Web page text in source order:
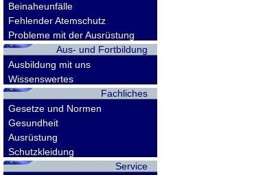
Beinaheunfälle
Fehlender Atemschutz
Probleme mit der Ausrüstung
Aus- und Fortbildung
Ausbildung mit uns
Wissenswertes
Fachliches
Gesetze und Normen
Gesundheit
Ausrüstung
Schutzkleidung
Service